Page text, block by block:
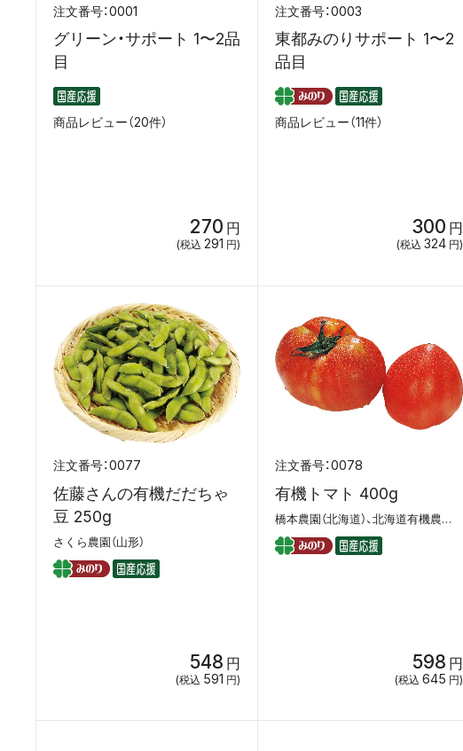
0001
グリーン・サポート 1〜2品
目
商品レビュー（20件）
270 円
(税込 291 円)
0003
東都みのりサポート 1〜2
品目
商品レビュー（11件）
300 円
(税込 324 円)
0077
佐藤さんの有機だだちゃ
豆 250g
さくら農園（山形）
548 円
(税込 591 円)
0078
有機トマト 400g
橋本農園（北海道）、北海道有機農業協同組合
598 円
(税込 645 円)